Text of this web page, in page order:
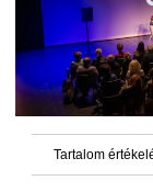
Tartalom